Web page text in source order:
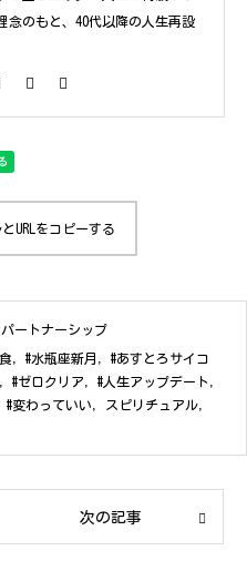
念のもと、40代以降の人生再設
URLをコピーする
ートナーシップ
,#水瓶座新月 ,#あすとろサイコ
,#ゼロクリア ,#人生アップデート
,#変わっていい スピリチュアル
次の記事